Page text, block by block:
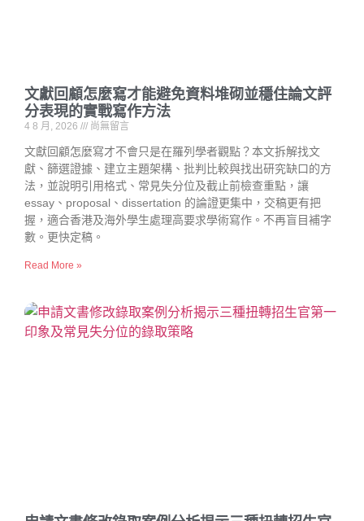
文獻回顧怎麼寫才能避免資料堆砌並穩住論文評
分表現的實戰寫作方法
4 8 月, 2026 尚無留言
文獻回顧怎麼寫才不會只是在羅列學者觀點？本文拆解找文
獻、篩選證據、建立主題架構、批判比較與找出研究缺口的方
法，並說明引用格式、常見失分位及截止前檢查重點，讓
essay、proposal、dissertation 的論證更集中，交稿更有把
握，適合香港及海外學生處理高要求學術寫作。不再盲目補字
數。更快定稿。
Read More »